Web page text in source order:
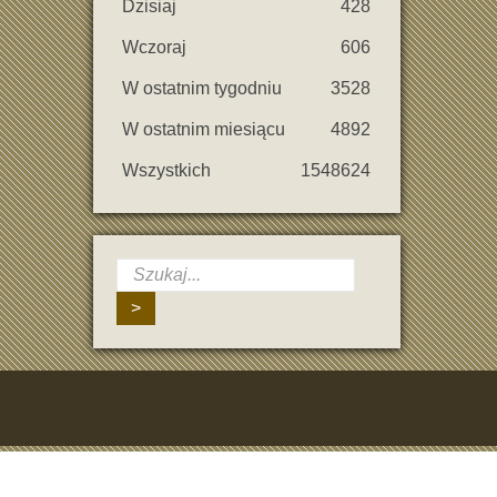
Dzisiaj 428
Wczoraj 606
W ostatnim tygodniu 3528
W ostatnim miesiącu 4892
Wszystkich 1548624
>